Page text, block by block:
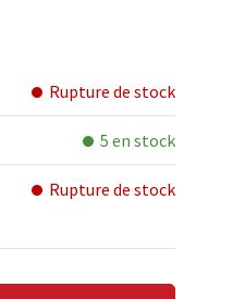
Rupture de stock
5 en stock
Rupture de stock